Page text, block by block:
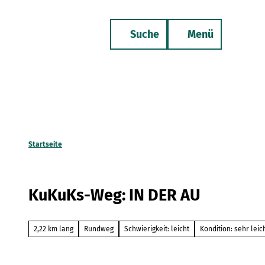
Suche Menü
Startseite
KuKuKs-Weg: IN DER AU
2,22 km lang Rundweg Schwierigkeit: leicht Kondition: sehr